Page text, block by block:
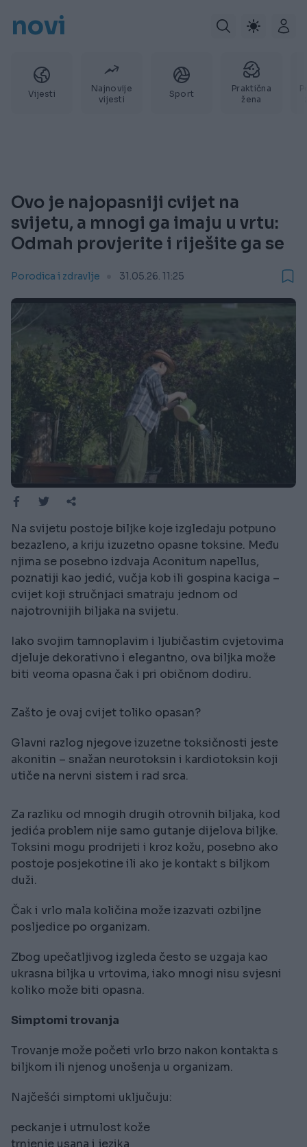
novi
Vijesti
Najnovije
vijesti
Sport
Praktična
žena
Ovo je najopasniji cvijet na
svijetu, a mnogi ga imaju u vrtu:
Odmah provjerite i riješite ga se
Porodica i zdravlje 31.05.26. 11:25
Na svijetu postoje biljke koje izgledaju potpuno
bezazleno, a kriju izuzetno opasne toksine. Među
njima se posebno izdvaja Aconitum napellus,
poznatiji kao jedić, vučja kob ili gospina kaciga –
cvijet koji stručnjaci smatraju jednom od
najotrovnijih biljaka na svijetu.
Iako svojim tamnoplavim i ljubičastim cvjetovima
djeluje dekorativno i elegantno, ova biljka može
biti veoma opasna čak i pri običnom dodiru.
Zašto je ovaj cvijet toliko opasan?
Glavni razlog njegove izuzetne toksičnosti jeste
akonitin – snažan neurotoksin i kardiotoksin koji
utiče na nervni sistem i rad srca.
Za razliku od mnogih drugih otrovnih biljaka, kod
jedića problem nije samo gutanje dijelova biljke.
Toksini mogu prodrijeti i kroz kožu, posebno ako
postoje posjekotine ili ako je kontakt s biljkom
duži.
Čak i vrlo mala količina može izazvati ozbiljne
posljedice po organizam.
Zbog upečatljivog izgleda često se uzgaja kao
ukrasna biljka u vrtovima, iako mnogi nisu svjesni
koliko može biti opasna.
Simptomi trovanja
Trovanje može početi vrlo brzo nakon kontakta s
biljkom ili njenog unošenja u organizam.
Najčešći simptomi uključuju:
peckanje i utrnulost kože